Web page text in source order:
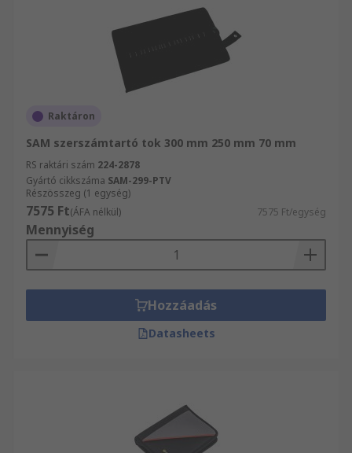
Raktáron
SAM szerszámtartó tok 300 mm 250 mm 70 mm
RS raktári szám 224-2878
Gyártó cikkszáma SAM-299-PTV
Részösszeg (1 egység)
7575 Ft(ÁFA nélkül) 7575 Ft/egység
Mennyiség
Hozzáadás
Datasheets